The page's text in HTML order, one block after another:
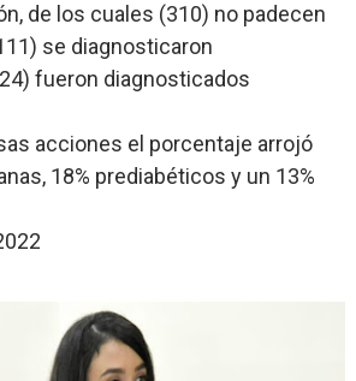
de los cuales (310) no padecen
se diagnosticaron
fueron diagnosticados
acciones el porcentaje arrojó
18% prediabéticos y un 13%